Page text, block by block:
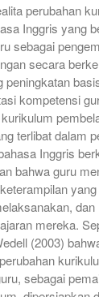
perubahan
Inggris yang
sebagai
secara
peningkatan
kompetensi
terlibat dalam
Inggris
bahwa guru
mereka.
(2003)
sebagai